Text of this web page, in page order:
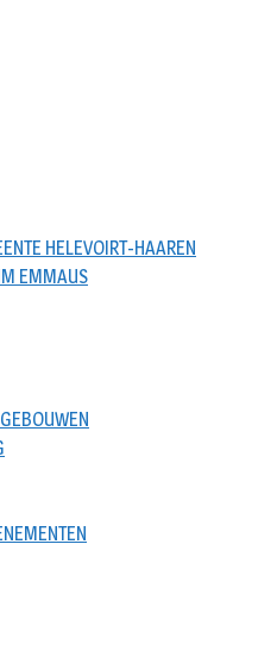
HELEVOIRT-HAAREN
EMMAUS